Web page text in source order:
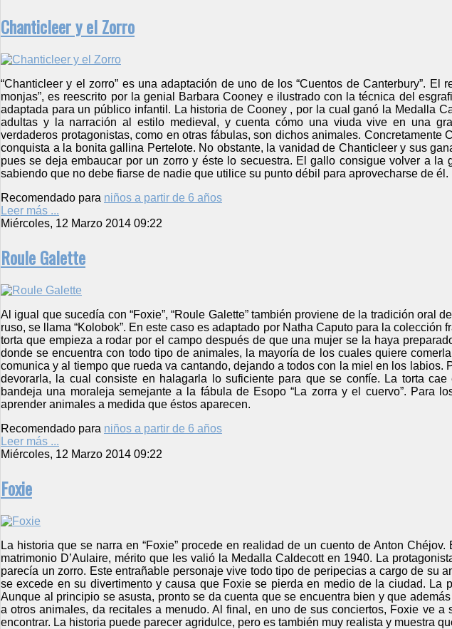
Chanticleer y el Zorro
“Chanticleer y el zorro” es una adaptación de uno de los “Cuentos de Canterbury”. El
monjas”, es reescrito por la genial Barbara Cooney e ilustrado con la técnica del
adaptada para un público infantil. La historia de Cooney , por la cual ganó la Medalla
adultas y la narración al estilo medieval, y cuenta cómo una viuda vive en una
verdaderos protagonistas, como en otras fábulas, son dichos animales. Concretamente
conquista a la bonita gallina Pertelote. No obstante, la vanidad de Chanticleer y sus
pues se deja embaucar por un zorro y éste lo secuestra. El gallo consigue volver a
sabiendo que no debe fiarse de nadie que utilice su punto débil para aprovecharse de él.
Recomendado para niños a partir de 6 años
Leer más ...
Miércoles, 12 Marzo 2014 09:22
Roule Galette
Al igual que sucedía con “Foxie”, “Roule Galette” también proviene de la tradición oral
ruso, se llama “Kolobok”. En este caso es adaptado por Natha Caputo para la colección
torta que empieza a rodar por el campo después de que una mujer se la haya
donde se encuentra con todo tipo de animales, la mayoría de los cuales quiere
comunica y al tiempo que rueda va cantando, dejando a todos con la miel en los labios.
devorarla, la cual consiste en halagarla lo suficiente para que se confíe. La torta
bandeja una moraleja semejante a la fábula de Esopo “La zorra y el cuervo”. Para
aprender animales a medida que éstos aparecen.
Recomendado para niños a partir de 6 años
Leer más ...
Miércoles, 12 Marzo 2014 09:22
Foxie
La historia que se narra en “Foxie” procede en realidad de un cuento de Anton
matrimonio D’Aulaire, mérito que les valió la Medalla Caldecott en 1940. La
parecía un zorro. Este entrañable personaje vive todo tipo de peripecias a cargo de su
se excede en su divertimento y causa que Foxie se pierda en medio de la ciudad. La
Aunque al principio se asusta, pronto se da cuenta que se encuentra bien y que
a otros animales, da recitales a menudo. Al final, en uno de sus conciertos, Foxie ve
encontrar. La historia puede parecer agridulce, pero es también muy realista y muestra